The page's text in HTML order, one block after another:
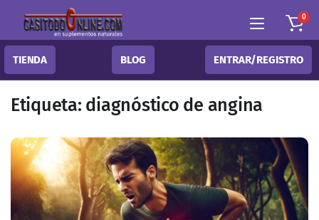
0
TIENDA BLOG ENTRAR/REGISTRO
Etiqueta: diagnóstico de angina